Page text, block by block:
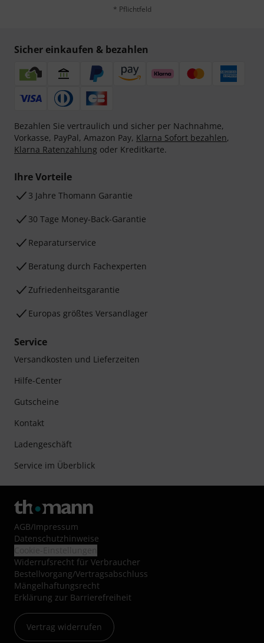
* Pflichtfeld
Sicher einkaufen & bezahlen
Bezahlen Sie vertraulich und sicher per Nachnahme,
Vorkasse, PayPal, Amazon Pay, Klarna Sofort bezahlen,
Klarna Ratenzahlung oder Kreditkarte.
Ihre Vorteile
3 Jahre Thomann Garantie
30 Tage Money-Back-Garantie
Reparaturservice
Beratung durch Fachexperten
Zufriedenheitsgarantie
Europas größtes Versandlager
Service
Versandkosten und Lieferzeiten
Hilfe-Center
Gutscheine
Kontakt
Ladengeschäft
Service im Überblick
AGB/Impressum
Datenschutzhinweise
Widerrufsrecht für Verbraucher
Bestellvorgang/Vertragsabschluss
Mängelhaftungsrecht
Erklärung zur Barrierefreiheit
Vertrag widerrufen